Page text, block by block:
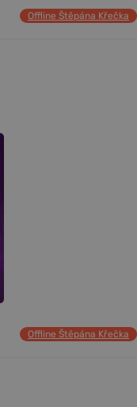
Offline Štěpána Křečka
Offline Štěpána Křečka